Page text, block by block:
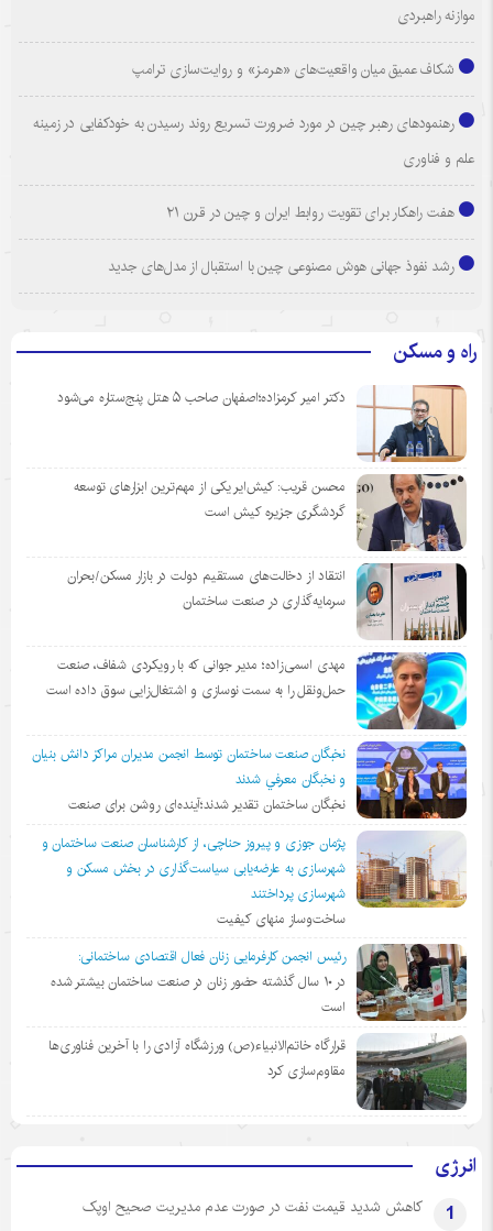
موازنه راهبردی
شکاف عمیق میان واقعیت‌های «هرمز» و روایت‌سازی ترامپ
رهنمودهای رهبر چین در مورد ضرورت تسریع روند رسیدن به خودکفایی در زمینه
علم و فناوری
هفت راهکار برای تقویت روابط ایران و چین در قرن ۲۱
رشد نفوذ جهانی هوش مصنوعی چین با استقبال از مدل‌های جدید
راه و مسکن
دکتر امیر کرمزاده؛اصفهان صاحب ۵ هتل پنج‌ستاره می‌شود
محسن قریب: کیش‌ایر یکی از مهم‌ترین ابزارهای توسعه
گردشگری جزیره کیش است
انتقاد از دخالت‌های مستقیم دولت در بازار مسکن/بحران
سرمایه‌گذاری در صنعت ساختمان
مهدی اسمی‌زاده؛ مدیر جوانی که با رویکردی شفاف، صنعت
حمل‌ونقل را به سمت نوسازی و اشتغال‌زایی سوق داده است
نخبگان صنعت ساختمان توسط انجمن مديران مراكز دانش بنيان
و نخبگان معرفي شدند
نخبگان ساختمان تقدیر شدند؛آینده‌ای روشن برای صنعت
پژمان جوزی و پیروز حناچی، از کارشناسان صنعت ساختمان و
شهرسازی به عارضه‌یابی سیاست‌گذاری در بخش مسکن و
شهرسازی پرداختند
ساخت‌وساز منهای کیفیت
رئیس انجمن کارفرمایی زنان فعال اقتصادی ساختمانی:
در ١٠ سال گذشته حضور زنان در صنعت ساختمان بیشتر شده
است
قرارگاه خاتم‌الانبیاء(ص) ورزشگاه آزادی را با آخرین فناوری‌ها
مقاوم‌سازی کرد
انرژی
1 کاهش شدید قیمت نفت در صورت عدم مدیریت صحیح اوپک